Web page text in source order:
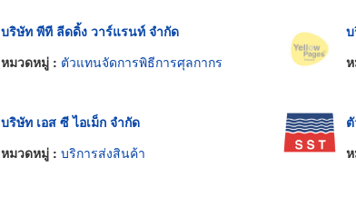
บริษัท พีที ลีดดิ้ง วาร์แรนท์ จำกัด
หมวดหมู่ : ตัวแทนจัดการพิธีการศุลกากร
บริษัท เอส ซี ไอเม็ก จำกัด
หมวดหมู่ : บริการส่งสินค้า